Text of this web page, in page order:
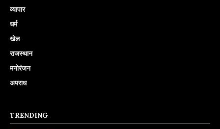
व्यापार
धर्म
खेल
राजस्थान
मनोरंजन
अपराध
TRENDING